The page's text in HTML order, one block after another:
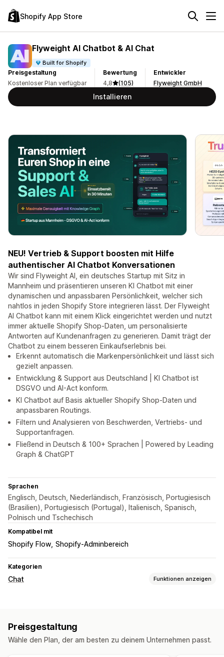
Shopify App Store
Flyweight AI Chatbot & AI Chat
Built for Shopify
Preisgestaltung
Kostenloser Plan verfügbar
Bewertung
4,8
(105)
Entwickler
Flyweight GmbH
Installieren
NEU! Vertrieb & Support boosten mit Hilfe
authentischer AI Chatbot Konversationen
Wir sind Flyweight AI, ein deutsches Startup mit Sitz in
Mannheim und präsentieren unseren KI Chatbot mit einer
dynamischen und anpassbaren Persönlichkeit, welcher sich
nahtlos in jeden Shopify Store integrieren lässt. Der Flyweight
AI Chatbot kann mit einem Klick eingerichtet werden und nutzt
immer aktuelle Shopify Shop-Daten, um personalisierte
Antworten auf Kundenanfragen zu generieren. Damit trägt der
Chatbot zu einem besseren Einkaufserlebnis bei.
Erkennt automatisch die Markenpersönlichkeit und lässt sich
gezielt anpassen.
Entwicklung & Support aus Deutschland | KI Chatbot ist
DSGVO und AI-Act konform.
KI Chatbot auf Basis aktueller Shopify Shop-Daten und
anpassbaren Routings.
Filtern und Analysieren von Beschwerden, Vertriebs- und
Supportanfragen.
Fließend in Deutsch & 100+ Sprachen | Powered by Leading
Graph & ChatGPT
Sprachen
Englisch, Deutsch, Niederländisch, Französisch, Portugiesisch
(Brasilien), Portugiesisch (Portugal), Italienisch, Spanisch,
Polnisch und Tschechisch
Kompatibel mit
Shopify Flow Shopify-Adminbereich
Kategorien
Chat Funktionen anzeigen
Mehrere Sprachen
Verhaltensverfolgung Agentstatistiken Kundeneinblicke
Preisgestaltung
Wähle den Plan, der am besten zu deinem Unternehmen passt.